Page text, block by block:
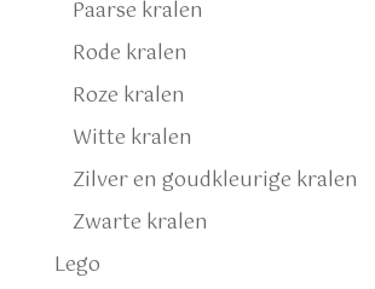
Paarse kralen
Rode kralen
Roze kralen
Witte kralen
Zilver en goudkleurige kralen
Zwarte kralen
Lego